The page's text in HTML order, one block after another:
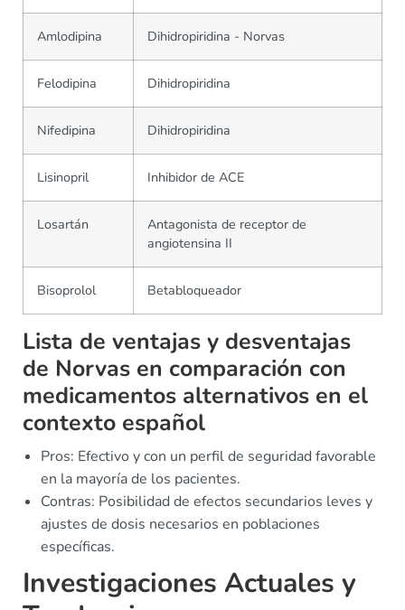
Amlodipina Dihidropiridina - Norvas
Felodipina Dihidropiridina
Nifedipina Dihidropiridina
Lisinopril Inhibidor de ACE
Losartán
Antagonista de receptor de
angiotensina II
Bisoprolol Betabloqueador
Lista de ventajas y desventajas
de Norvas en comparación con
medicamentos alternativos en el
contexto español
Pros: Efectivo y con un perfil de seguridad favorable
en la mayoría de los pacientes.
Contras: Posibilidad de efectos secundarios leves y
ajustes de dosis necesarios en poblaciones
específicas.
Investigaciones Actuales y